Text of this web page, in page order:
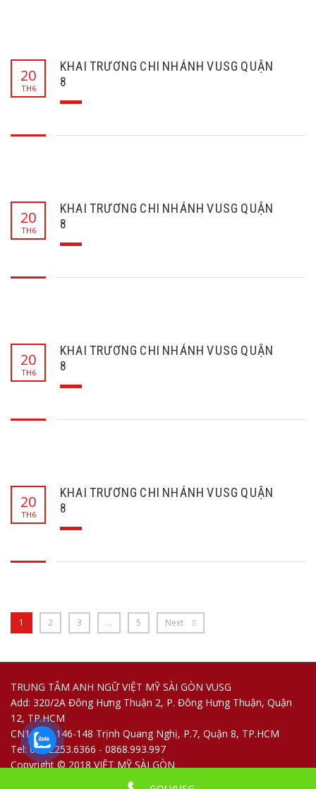
20
TH6
KHAI TRƯƠNG CHI NHÁNH VUSG QUẬN
8
20
TH6
KHAI TRƯƠNG CHI NHÁNH VUSG QUẬN
8
20
TH6
KHAI TRƯƠNG CHI NHÁNH VUSG QUẬN
8
20
TH6
KHAI TRƯƠNG CHI NHÁNH VUSG QUẬN
8
1 2 3 … 5 Next
TRUNG TÂM ANH NGỮ VIỆT MỸ SÀI GÒN VUSG
Add: 320/2A Đông Hưng Thuận 2, P. Đông Hưng Thuận, Quận
12, TP.HCM
CN1: 144-146-148 Trịnh Quang Nghị, P.7, Quận 8, TP.HCM
Tel: 028.2253.6366 - 0868.993.997
Copyright © 2018 VIỆT MỸ SÀI GÒN